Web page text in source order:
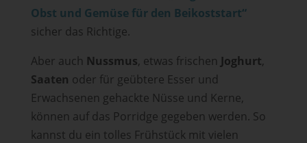
Obst und Gemüse für den Beikoststart“
sicher das Richtige.
Aber auch Nussmus, etwas frischen Joghurt,
Saaten oder für geübtere Esser und
Erwachsenen gehackte Nüsse und Kerne,
können auf das Porridge gegeben werden. So
kannst du ein tolles Frühstück mit vielen